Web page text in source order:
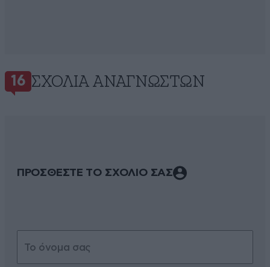
16 ΣΧΌΛΙΑ ΑΝΑΓΝΩΣΤΏΝ
ΠΡΟΣΘΕΣΤΕ ΤΟ ΣΧΟΛΙΟ ΣΑΣ